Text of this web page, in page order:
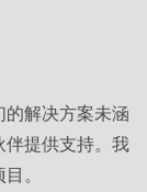
解决方案未涵
伴提供支持。我
。